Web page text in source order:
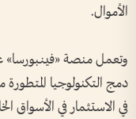
الأموال.
وتعمل منصة «فينبورسا»
دمج التكنولوجيا
في الاستثمار في الأسواق